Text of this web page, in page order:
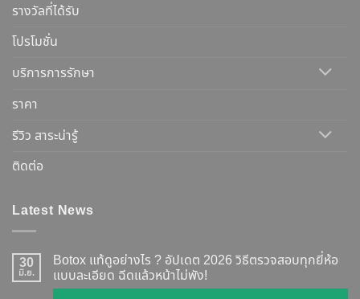
รางวัลที่ได้รับ
โปรโมชั่น
บริการการรักษา
ราคา
รีวิว สาระน่ารู้
ติดต่อ
Latest News
30
มิ.ย.
Botox แท้ดูอย่างไร ? อัปเดต 2026 วิธีตรวจสอบทุกยี่ห้อ
แบบละเอียด ฉีดแล้วหน้าไม่พัง!